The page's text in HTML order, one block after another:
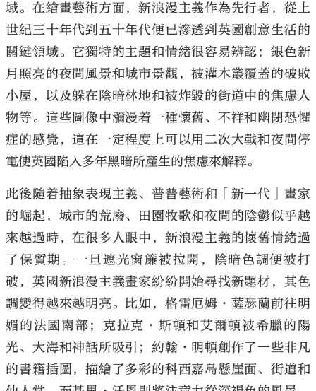
域。在繪畫藝術方面，新浪漫主義作為先行者，從上
世紀三十年代到五十年代便已滲透到英國創意生活的
關鍵領域。它獨特的主題和情緒很容易辨認：銀色新
月照亮的夜間風景和城市景觀，被灌木叢覆蓋的破敗
小屋，以及躲在陰暗林地和被炸毀的街道中的焦慮人
物等。這些圖像中瀰漫着一種懷舊、不祥和幽閉恐懼
症的感覺，這在一定程度上可以用二次大戰和夜間停
電使英國陷入多年黑暗所產生的焦慮來解釋。
此後隨着抽象表現主義、普普藝術和「新一代」畫家
的崛起，城市的荒廢、田園牧歌和夜間的陰鬱似乎越
來越過時，在很多人眼中，新浪漫主義的懷舊情緒過
了保質期。一旦遮光窗簾被拉開，陰暗色調便被打
破，英國新浪漫主義畫家紛紛開始尋找新題材，其色
調變得越來越明亮。比如，格雷厄姆·薩瑟蘭前往明
媚的法國南部；克拉克·斯頓和艾爾頓被希臘的陽
光、大海和神話所吸引；約翰·明頓創作了一些非凡
的書籍插圖，描繪了多彩的科西嘉島懸崖面、街道和